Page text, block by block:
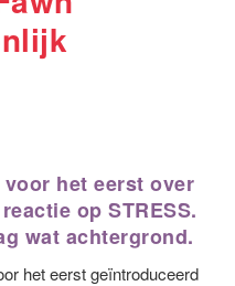
het eerst over
op STRESS.
wat achtergrond.
het eerst geïntroduceerd